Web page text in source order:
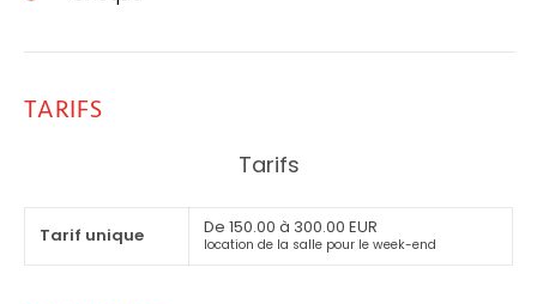
TARIFS
Tarifs
Tarif unique De 150.00 à 300.00 EUR
location de la salle pour le week-end